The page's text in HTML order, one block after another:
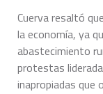
Cuerva resaltó
la economía, ya
abastecimiento
protestas
inapropiadas que